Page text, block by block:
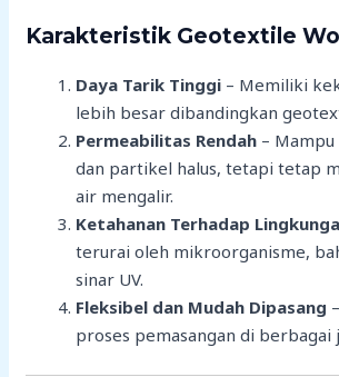
Karakteristik Geotextile
Daya Tarik Tinggi – Memiliki
lebih besar dibandingkan
Permeabilitas Rendah –
dan partikel halus, tetapi tetap
air mengalir.
Ketahanan Terhadap
terurai oleh mikroorganisme,
sinar UV.
Fleksibel dan Mudah Dipasang
proses pemasangan di berbagai